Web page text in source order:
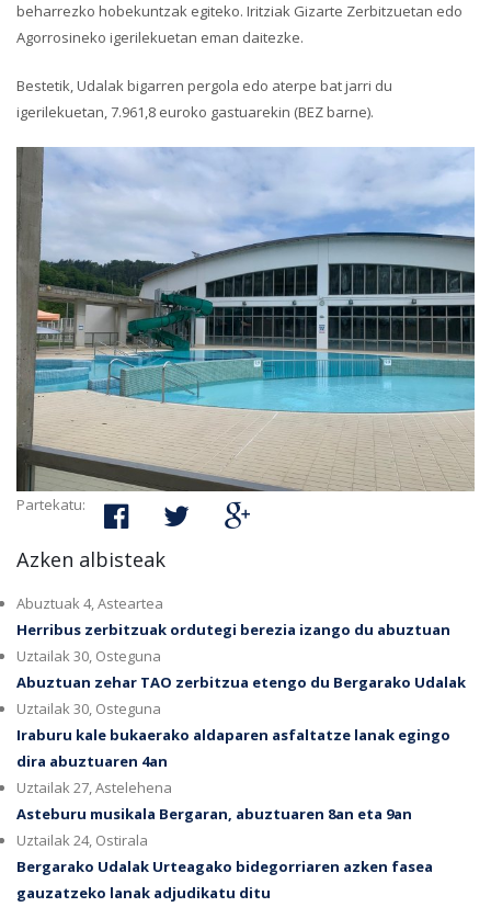
beharrezko hobekuntzak egiteko. Iritziak Gizarte Zerbitzuetan edo
Agorrosineko igerilekuetan eman daitezke.
Bestetik, Udalak bigarren pergola edo aterpe bat jarri du
igerilekuetan, 7.961,8 euroko gastuarekin (BEZ barne).
Partekatu:
Azken albisteak
Abuztuak 4, Asteartea
Herribus zerbitzuak ordutegi berezia izango du abuztuan
Uztailak 30, Osteguna
Abuztuan zehar TAO zerbitzua etengo du Bergarako Udalak
Uztailak 30, Osteguna
Iraburu kale bukaerako aldaparen asfaltatze lanak egingo
dira abuztuaren 4an
Uztailak 27, Astelehena
Asteburu musikala Bergaran, abuztuaren 8an eta 9an
Uztailak 24, Ostirala
Bergarako Udalak Urteagako bidegorriaren azken fasea
gauzatzeko lanak adjudikatu ditu